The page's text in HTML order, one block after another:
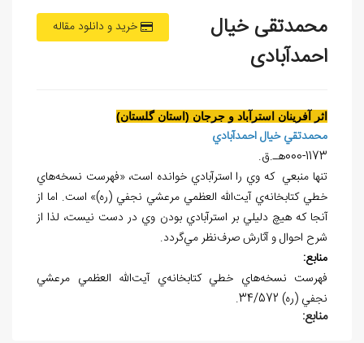
خرید و دانلود مقاله
محمدتقی خیال
احمدآبادی
اثر آفرينان استرآباد و جرجان (استان گلستان)
محمدتقي خيال احمدآبادي
000-1173هـ.ق.
تنها منبعي که وي را استرآبادي خوانده است، «فهرست‌ نسخه‌هاي
خطي کتابخانه‌ي آيت‌الله العظمي مرعشي نجفي (ره)» است. اما از
آنجا که هيچ دليلي بر استرآبادي بودن وي در دست نيست، لذا از
شرح احوال و آثارش صرف‌نظر مي‌گردد.
منابع:
فهرست نسخه‌هاي خطي کتابخانه‌ي آيت‌الله العظمي مرعشي
نجفي (ره) 34/572.
منابع: